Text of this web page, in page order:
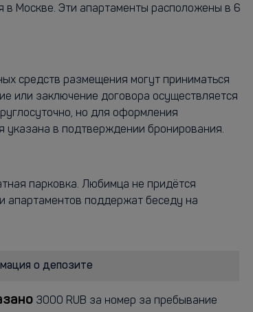
в Москве. Эти апартаменты расположены в 6
средств размещения могут приниматься
или заключение договора осуществляется
но для оформления
указана в подтверждении бронирования.
парковка. Любимца не придётся
апартаментов поддержат беседу на
о депозите
3000 RUB за номер за пребывание